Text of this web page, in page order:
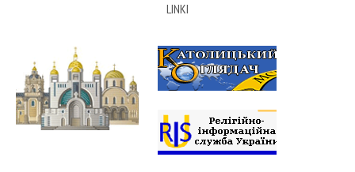
LINKI